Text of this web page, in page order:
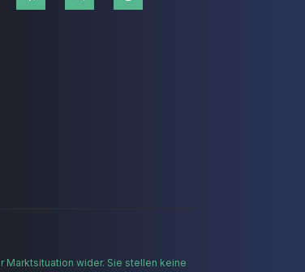
wider. Sie stellen keine